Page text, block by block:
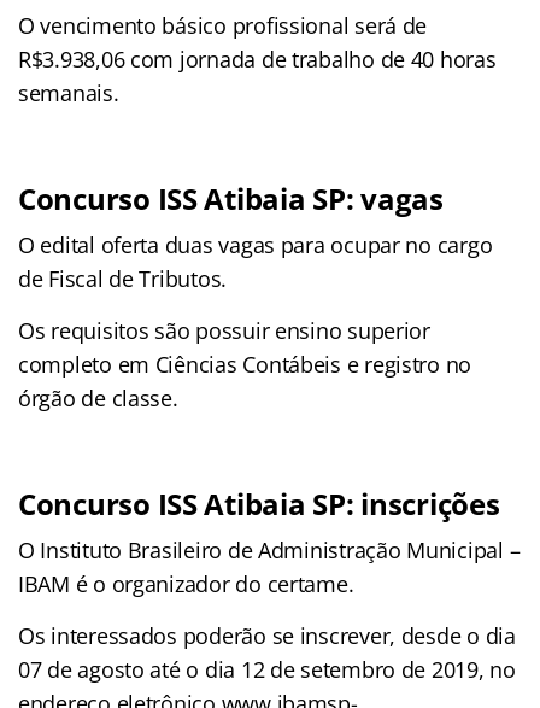
O vencimento básico profissional será de
R$3.938,06 com jornada de trabalho de 40 horas
semanais.
Concurso ISS Atibaia SP: vagas
O edital oferta duas vagas para ocupar no cargo
de Fiscal de Tributos.
Os requisitos são possuir ensino superior
completo em Ciências Contábeis e registro no
órgão de classe.
Concurso ISS Atibaia SP: inscrições
O Instituto Brasileiro de Administração Municipal –
IBAM é o organizador do certame.
Os interessados poderão se inscrever, desde o dia
07 de agosto até o dia 12 de setembro de 2019, no